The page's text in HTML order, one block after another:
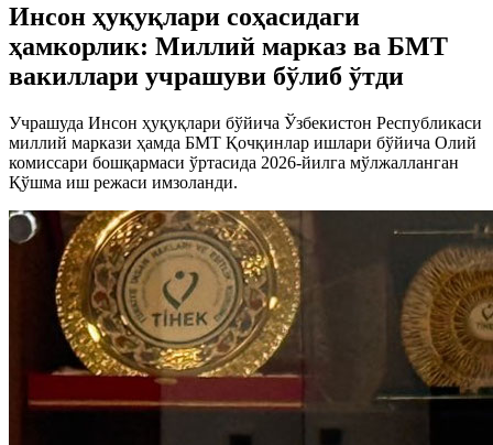
Инсон ҳуқуқлари соҳасидаги
ҳамкорлик: Миллий марказ ва БМТ
вакиллари учрашуви бўлиб ўтди
Учрашуда Инсон ҳуқуқлари бўйича Ўзбекистон Республикаси
миллий маркази ҳамда БМТ Қочқинлар ишлари бўйича Олий
комиссари бошқармаси ўртасида 2026-йилга мўлжалланган
Қўшма иш режаси имзоланди.